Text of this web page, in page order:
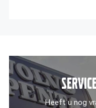
Heeft u nog